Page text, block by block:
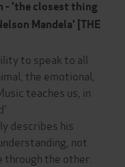
- 'the closest thing
Mandela' [THE
to speak to all
the emotional,
teaches us, in
describes his
not
through the other.